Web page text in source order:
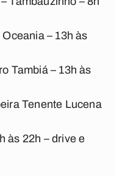
– 13h às
Tambiá – 13h às
Tenente Lucena
às 22h – drive e